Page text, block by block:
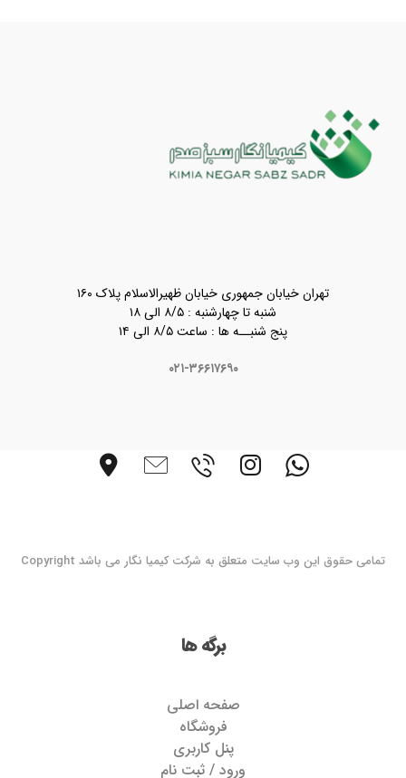
تهران خیابان جمهوری خیابان ظهیرالاسلام پلاک ۱۶۰
شنبه تا چهارشنبه : ۸/۵ الی ۱۸
پنج شنبــه ها : ساعت ۸/۵ الی ۱۴
۰۲۱-۳۶۶۱۷۶۹۰
تمامی حقوق این وب سایت متعلق به شرکت کیمیا نگار می باشد Copyright
برگه ها
صفحه اصلی
فروشگاه
پنل کاربری
ورود / ثبت نام